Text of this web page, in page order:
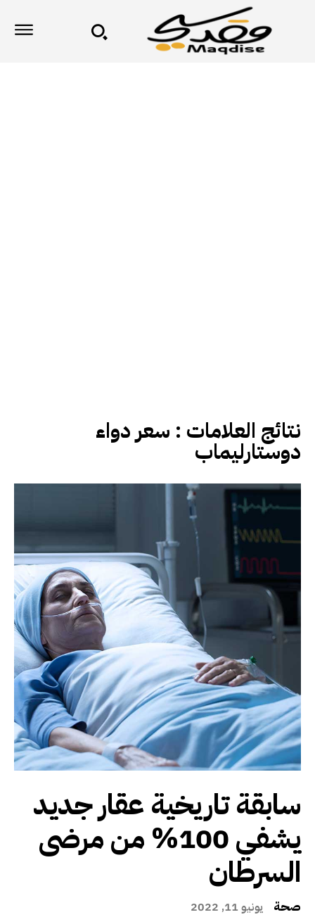
نتائج العلامات : سعر دواء
دوستارليماب
سابقة تاريخية عقار جديد
يشفي 100% من مرضى
السرطان
صحة يونيو 11, 2022